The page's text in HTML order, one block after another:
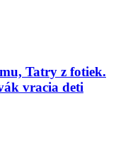
Tatry z fotiek.
vracia deti